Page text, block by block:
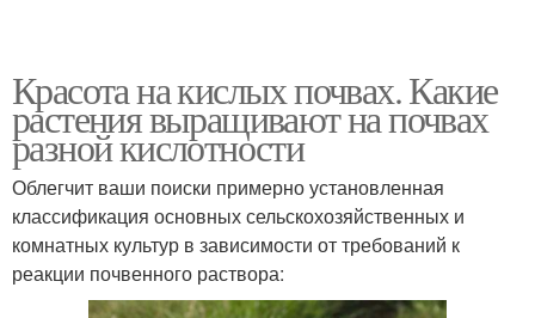
Красота на кислых почвах. Какие
растения выращивают на почвах
разной кислотности
Облегчит ваши поиски примерно установленная
классификация основных сельскохозяйственных и
комнатных культур в зависимости от требований к
реакции почвенного раствора: